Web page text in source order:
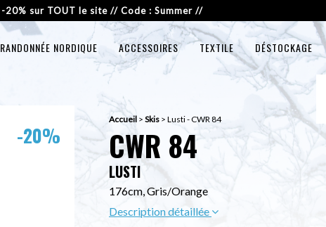
-20% sur TOUT le site // Code : Summer //
RANDONNÉE NORDIQUE ACCESSOIRES TEXTILE DÉSTOCKAGE
-20%
Accueil > Skis > Lusti - CWR 84
CWR 84
LUSTI
176cm, Gris/Orange
Description détaillée